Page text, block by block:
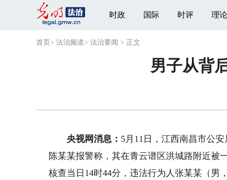
时政 国际 时评 理论
首页 > 法治频道> 法治要闻 > 正文
男子从背
央视网消息： 5月11日，江西南昌市公
陈某某报警称，其在青云谱区洪城路附近被
核查当日14时44分，违法行为人张某某（男